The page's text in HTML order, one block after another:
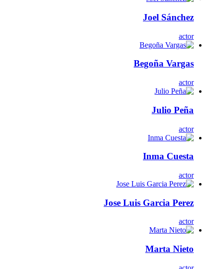
Joel Sánchez
actor
Begoña Vargas
actor
Julio Peña
actor
Inma Cuesta
actor
Jose Luis Garcia Perez
actor
Marta Nieto